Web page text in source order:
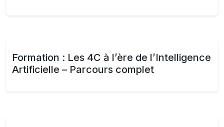
Formation : Les 4C à l’ère de l’Intelligence
Artificielle – Parcours complet